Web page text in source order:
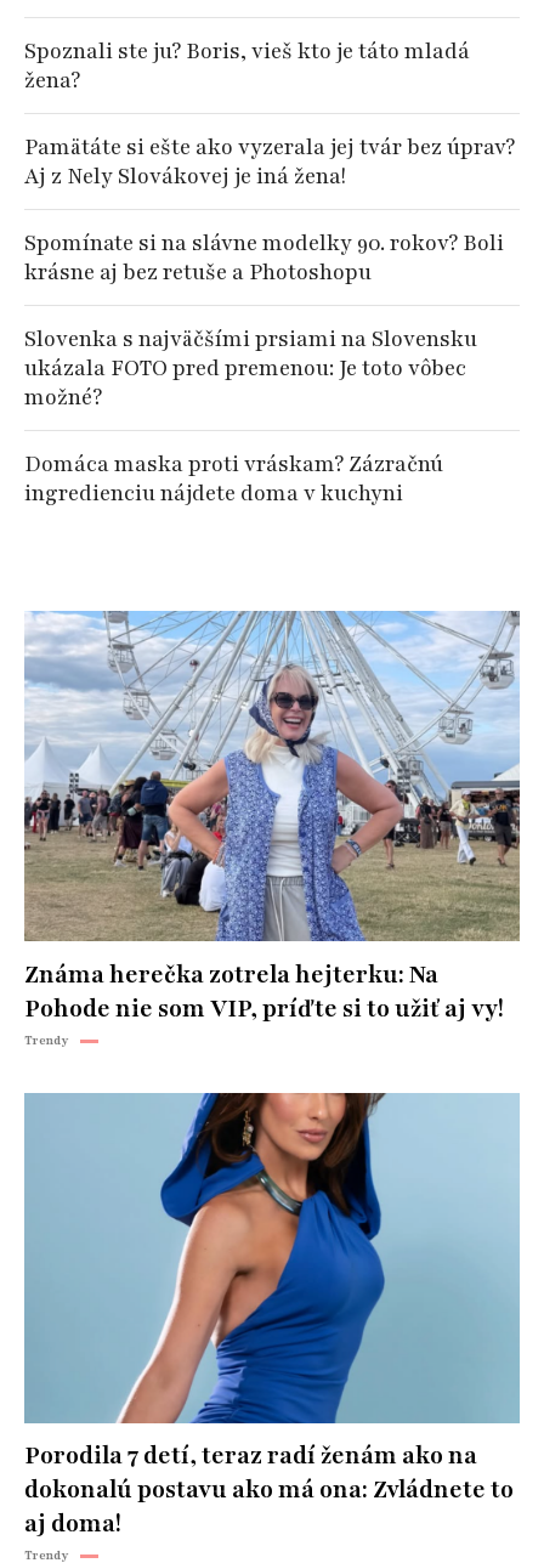
Spoznali ste ju? Boris, vieš kto je táto mladá
žena?
Pamätáte si ešte ako vyzerala jej tvár bez úprav?
Aj z Nely Slovákovej je iná žena!
Spomínate si na slávne modelky 90. rokov? Boli
krásne aj bez retuše a Photoshopu
Slovenka s najväčšími prsiami na Slovensku
ukázala FOTO pred premenou: Je toto vôbec
možné?
Domáca maska proti vráskam? Zázračnú
ingredienciu nájdete doma v kuchyni
Známa herečka zotrela hejterku: Na
Pohode nie som VIP, príďte si to užiť aj vy!
Trendy
Porodila 7 detí, teraz radí ženám ako na
dokonalú postavu ako má ona: Zvládnete to
aj doma!
Trendy